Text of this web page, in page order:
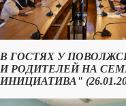
В ГОСТЯХ У
И РОДИТЕЛЕЙ НА
ИНИЦИАТИВА"